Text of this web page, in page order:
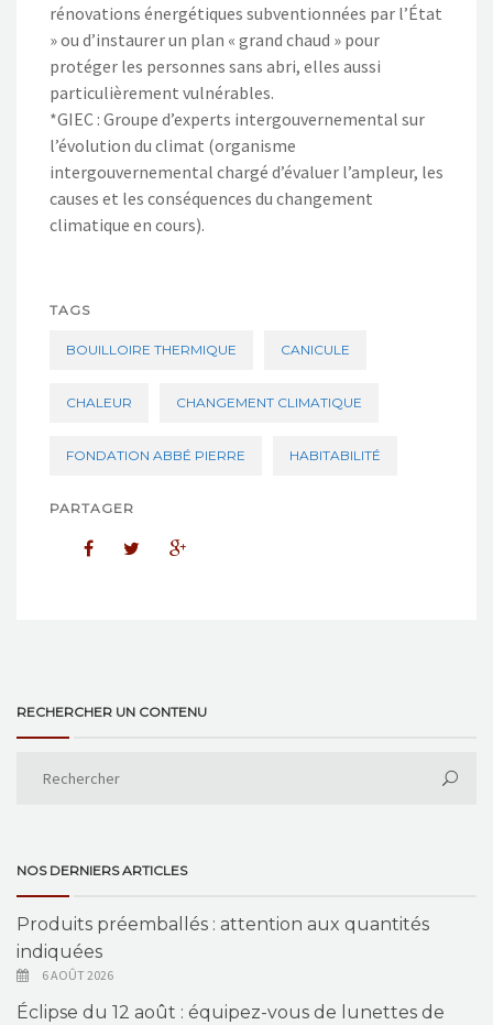
rénovations énergétiques subventionnées par l’État
» ou d’instaurer un plan « grand chaud » pour
protéger les personnes sans abri, elles aussi
particulièrement vulnérables.
*GIEC : Groupe d’experts intergouvernemental sur
l’évolution du climat (organisme
intergouvernemental chargé d’évaluer l’ampleur, les
causes et les conséquences du changement
climatique en cours).
TAGS
BOUILLOIRE THERMIQUE CANICULE
CHALEUR CHANGEMENT CLIMATIQUE
FONDATION ABBÉ PIERRE HABITABILITÉ
PARTAGER
RECHERCHER UN CONTENU
NOS DERNIERS ARTICLES
Produits préemballés : attention aux quantités
indiquées
6 AOÛT 2026
Éclipse du 12 août : équipez-vous de lunettes de